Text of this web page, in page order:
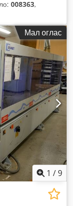
008363,
Мал оглас
1 /9